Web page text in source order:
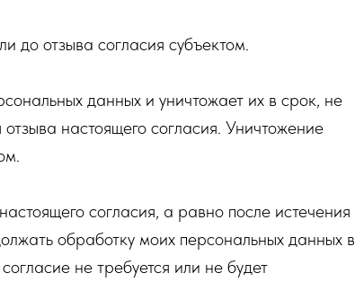
до отзыва согласия субъектом.
данных и уничтожает их в срок, не
настоящего согласия. Уничтожение
согласия, а равно после истечения
обработку моих персональных данных в
не требуется или не будет